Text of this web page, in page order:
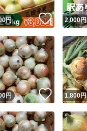
円 いいね！
2,000円
円 いいね！
1,800円